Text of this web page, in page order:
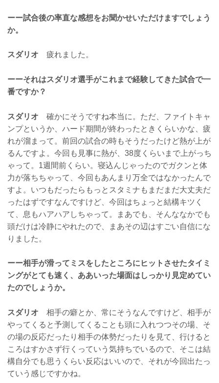
ーー試合後の率直な感想をお聞かせいただけますでしょう
か。
スダリオ 疲れました。
ーーそれはスダリオ選手がこれまで経験してきた試合で一
番ですか？
スダリオ 確かにそうですね本当に。ただ、ファイトキャ
ンプというか、ハード期間が終わったときくらいかな、疲
れが溜まって。前回の試合の時もそうだったけど熱が上が
るんですよ。今回も見事に熱が、38度くらいまで上がっち
ゃって。1週間前くらい。寝込んじゃったのでガクンと体
力が落ちちゃって、今回もあんまり万全ではなかったんで
すよ。いつもだったらもっとスタミナもまだまだ大丈夫だ
ったはずですなんですけど、今回はちょっと結構キツく
て、息もハアハアしちゃって。まあでも、そんななかでも
頭だけは冷静にやれたので、まあその辺はすごい自信にな
りました。
ーー相手が滑ってミスをしたところにヒットさせたタイミ
ングがとても速く、ああいった場面はしっかり見定めてい
たのでしょうか。
スダリオ 相手の癖とか、常にそうなんですけど、相手が
やってくると予測してくることも頭に入れつつその場、そ
の場の反応だったり相手の体勢だったりを見て、行けると
ころはすかさず行くっていう気持ちでいるので、そこは結
構自分でも思うくらい反応はいいので、それが今回出たっ
ていう感じですかね。